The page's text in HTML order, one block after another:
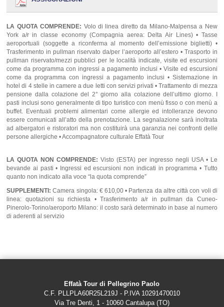
The Rock” al 70° piano dell’edificio per ammirare il panorama
scenario verde, ai grattacieli della Midtown Manhattan, tra cui
anche l’Empire State Building. Rientro in albergo, cena e
pernottamento.
cinquanta libri sulla spiritualità monastica da lui scritti,
instaura un dialogo con il il mondo contemporaneo, che
spazia dai diritti civili alla non violenza, all’ecumenismo, agli
armamenti nucleari. Sostiamo presso la chiesa del Corpus
Christi, vicino alla Columbia University, dove Merton ricevette
il battesimo nel 1938 all’età di ventitrè anni e riprendiamo le
parole di Thomas Merton: «La verità si forma nel silenzio, nel
lavoro e nella sofferenza, con i quali noi diventiamo veri».
Rientro in albergo, cena e pernottamento.
LA QUOTA COMPRENDE: Volo di linea diretto da Milano-Malpensa a New
York a/r in classe economy (Compagnia aerea: Delta Air Lines) • Tasse
aeroportuali (soggette a riconferma al momento dell’emissione biglietti) •
Trasferimento in pullman riservato da/per l’aeroporto all’estero • Trasporto in
pullman riservato/mezzi pubblici per le località indicate, visite ed escursioni
come da programma con ingressi a pagamento inclusi • Visite ed escursioni
come da programma con ingressi a pagamento inclusi • Sistemazione in
hotel di 4 stelle in camere a due letti con servizi privati • Trattamento di mezza
pensione dalla colazione del 2° giorno alla colazione dell’ultimo giorno. I
pasti inclusi sono generalmente di tipo turistico con menù fisso o con menù a
buffet. Eventuali problemi alimentari come allergie ed intolleranze devono
essere comunicati all’atto della prenotazione. La segnalazione sarà inoltrata
ad albergatori e ristoratori ma non costituirà una garanzia nei confronti delle
persone allergiche • Accompagnatore culturale Effatà Tour
LA QUOTA NON COMPRENDE: Visto (ESTA) per ingresso negli USA • Le
bevande ai pasti • Ingressi ed escursioni non indicati in programma • Tutto
quanto non indicato alla voce “la quota comprende”
SUPPLEMENTI: Camera singola: € 610,00 • Partenza da altre città con voli di
linea: quotazioni su richiesta • Trasferimento a/r in pullman da Cuneo-
Pinerolo-Torino/aeroporto Milano: il costo sarà determinato in base al numero
di aderenti al servizio
Effatà Tour di Pellegrino Paolo
C.F. PLLPLA60R25L219J - P.IVA 10291470010
Via Tre Denti, 1 - 10060 Cantalupa (TO)